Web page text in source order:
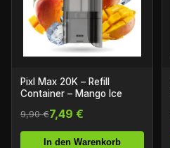
Pixl Max 20K – Refill
Container – Mango Ice
9,90 €7,49 €
In den Warenkorb